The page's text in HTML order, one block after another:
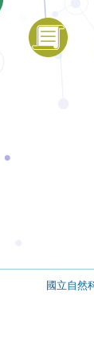
國立自然